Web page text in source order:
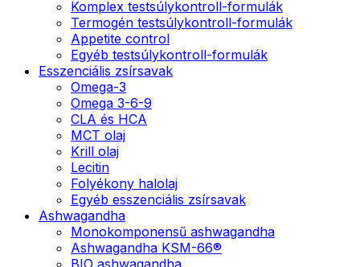
Komplex testsúlykontroll-formulák
Termogén testsúlykontroll-formulák
Appetite control
Egyéb testsúlykontroll-formulák
Esszenciális zsírsavak
Omega-3
Omega 3-6-9
CLA és HCA
MCT olaj
Krill olaj
Lecitin
Folyékony halolaj
Egyéb esszenciális zsírsavak
Ashwagandha
Monokomponensű ashwagandha
Ashwagandha KSM-66®
BIO ashwagandha